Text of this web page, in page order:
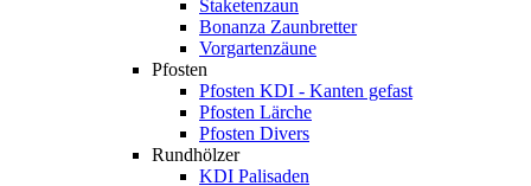
Staketenzaun
Bonanza Zaunbretter
Vorgartenzäune
Pfosten
Pfosten KDI - Kanten gefast
Pfosten Lärche
Pfosten Divers
Rundhölzer
KDI Palisaden